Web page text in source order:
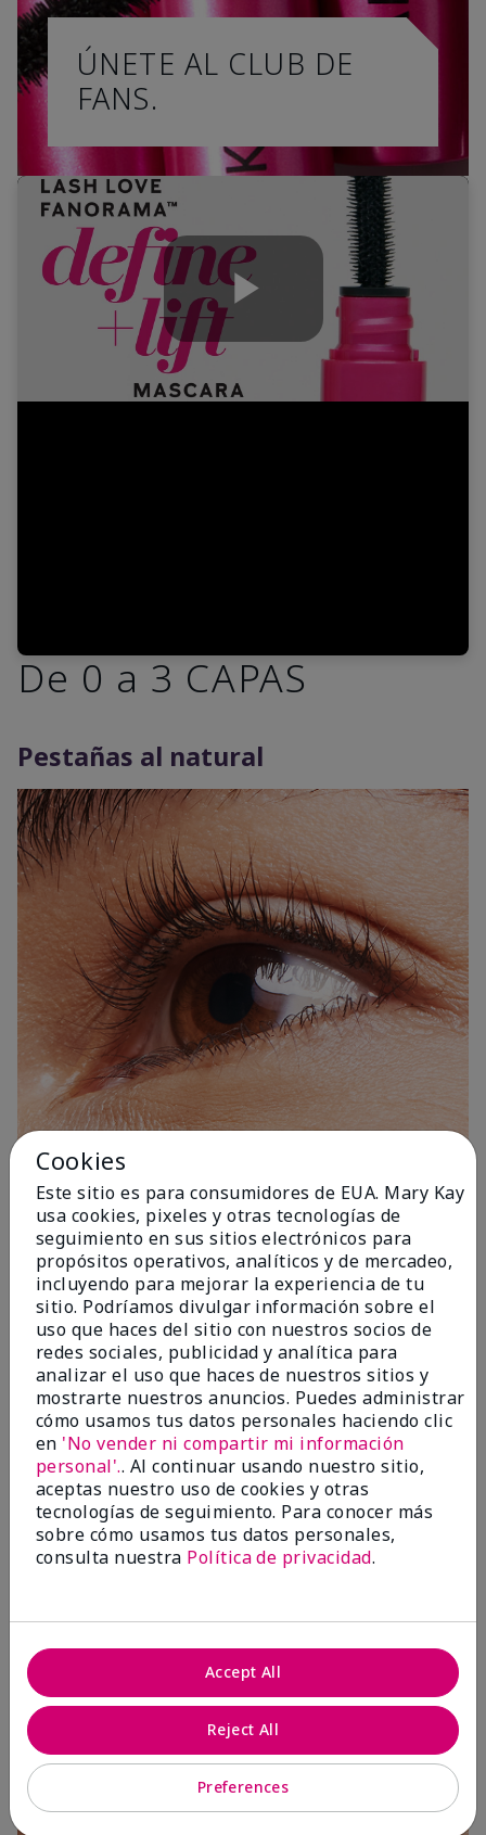
ÚNETE AL CLUB DE
FANS.
Play
De 0 a 3 CAPAS
Pestañas al natural
1 Capa
3 Capas
Cookies
Este sitio es para consumidores de EUA. Mary Kay
usa cookies, pixeles y otras tecnologías de
seguimiento en sus sitios electrónicos para
propósitos operativos, analíticos y de mercadeo,
incluyendo para mejorar la experiencia de tu
sitio. Podríamos divulgar información sobre el
uso que haces del sitio con nuestros socios de
redes sociales, publicidad y analítica para
analizar el uso que haces de nuestros sitios y
mostrarte nuestros anuncios. Puedes administrar
cómo usamos tus datos personales haciendo clic
en 'No vender ni compartir mi información
personal'.. Al continuar usando nuestro sitio,
aceptas nuestro uso de cookies y otras
tecnologías de seguimiento. Para conocer más
sobre cómo usamos tus datos personales,
consulta nuestra Política de privacidad.
Preferences
Reject All
Accept All